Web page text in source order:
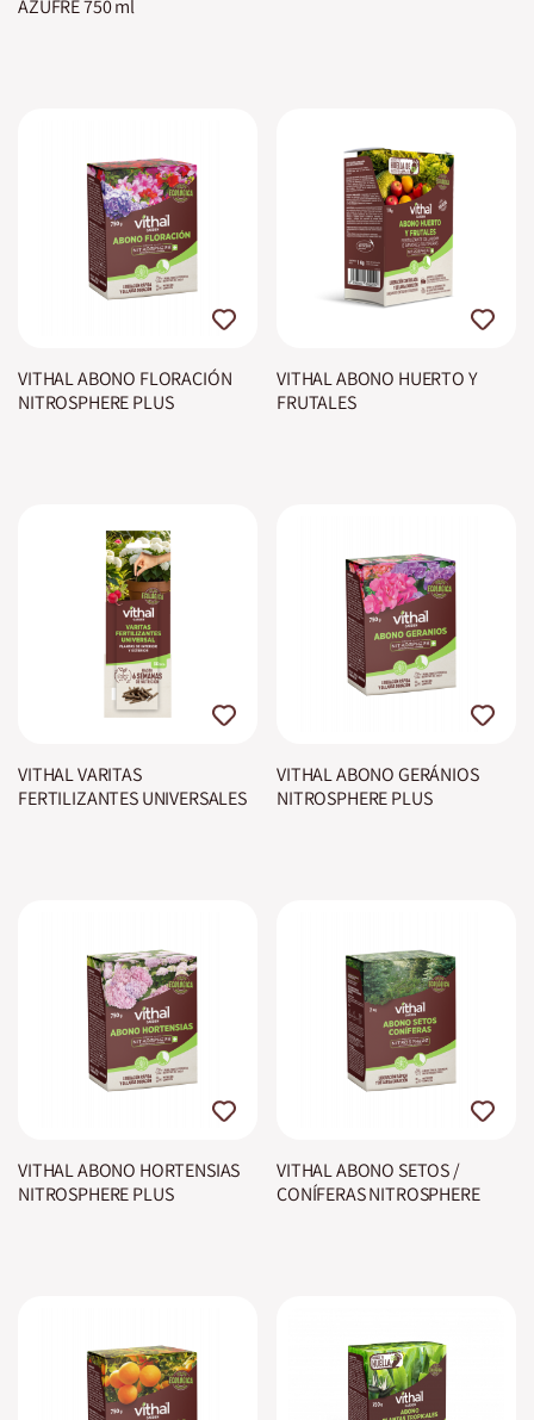
AZUFRE 750 ml
VITHAL ABONO FLORACIÓN
NITROSPHERE PLUS
VITHAL ABONO HUERTO Y
FRUTALES
VITHAL VARITAS
FERTILIZANTES UNIVERSALES
VITHAL ABONO GERÁNIOS
NITROSPHERE PLUS
VITHAL ABONO HORTENSIAS
NITROSPHERE PLUS
VITHAL ABONO SETOS /
CONÍFERAS NITROSPHERE